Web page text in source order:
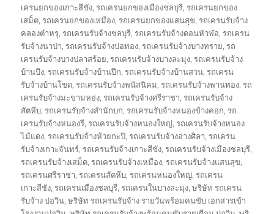
เครนยกของเกาะสีชัง,รถเครนยกของเมืองชลบุรี,รถเครนยกของ
เสม็ด,รถเครนยกของเหมือง,รถเครนยกของแสนสุข,รถเครนรับจ้าง
คลองตำหรุ,รถเครนรับจ้างชลบุรี,รถเครนรับจ้างดอนหัวฬ่อ,รถเครน
รับจ้างนาป่า,รถเครนรับจ้างบ่อทอง,รถเครนรับจ้างบางทราย,รถ
เครนรับจ้างบางปลาสร้อย,รถเครนรับจ้างบางละมุง,รถเครนรับจ้าง
บ้านบึง,รถเครนรับจ้างบ้านปึก,รถเครนรับจ้างบ้านสวน,รถเครน
รับจ้างบ้านโขด,รถเครนรับจ้างพนัสนิคม,รถเครนรับจ้างพานทอง,รถ
เครนรับจ้างมะขามหย่ง,รถเครนรับจ้างศรีราชา,รถเครนรับจ้าง
สัตหีบ,รถเครนรับจ้างสำนักบก,รถเครนรับจ้างหนองข้างคอก,รถ
เครนรับจ้างหนองรี,รถเครนรับจ้างหนองใหญ่,รถเครนรับจ้างหนอง
ไม้แดง,รถเครนรับจ้างห้วยกะปิ,รถเครนรับจ้างอ่างศิลา,รถเครน
รับจ้างเกาะจันทร์,รถเครนรับจ้างเกาะสีชัง,รถเครนรับจ้างเมืองชลบุรี,
รถเครนรับจ้างเสม็ด,รถเครนรับจ้างเหมือง,รถเครนรับจ้างแสนสุข,
รถเครนศรีราชา,รถเครนสัตหีบ,รถเครนหนองใหญ่,รถเครน
เกาะสีชัง,รถเครนเมืองชลบุรี,รถเครนในบางละมุง,ษริษัท รถเครน
รับจ้าง บ่อวิน,ษริษัท รถเครนรับจ้าง รายวันพร้อมคนขับ เอกสารเข้า